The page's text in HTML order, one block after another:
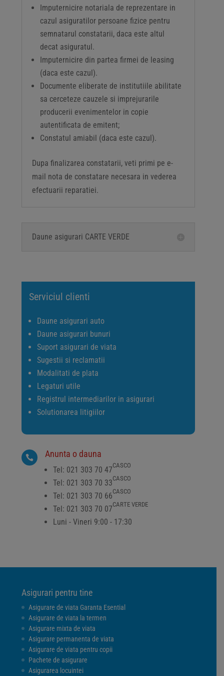
Imputernicire notariala de reprezentare in
cazul asiguratilor persoane fizice pentru
semnatarul constatarii, daca este altul
decat asiguratul.
Imputernicire din partea firmei de leasing
(daca este cazul).
Documente eliberate de institutiile abilitate
sa cerceteze cauzele si imprejurarile
producerii evenimentelor in copie
autentificata de emitent;
Constatul amiabil (daca este cazul).
Dupa finalizarea constatarii, veti primi pe e-
mail nota de constatare necesara in vederea
efectuarii reparatiei.
Daune asigurari CARTE VERDE
Serviciul clienti
Daune asigurari auto
Daune asigurari bunuri
Suport asigurari de viata
Sugestii si reclamatii
Modalitati de plata
Legaturi utile
Registrul intermediarilor in asigurari
Solutionarea litigiilor
 Anunta o dauna
Tel: 021 303 70 47CASCO
Tel: 021 303 70 33CASCO
Tel: 021 303 70 66CASCO
Tel: 021 303 70 07CARTE VERDE
Luni - Vineri 9:00 - 17:30
Asigurari pentru tine
Asigurare de viata Garanta Esential
Asigurare de viata la termen
Asigurare mixta de viata
Asigurare permanenta de viata
Asigurare de viata pentru copii
Pachete de asigurare
Asigurarea locuintei